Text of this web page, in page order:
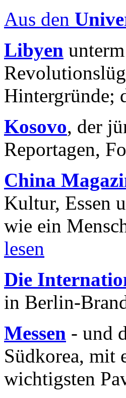
Aus den
Libyen
Hintergründe;
Kosovo, der
Reportagen,
China
Kultur, Essen
wie ein
lesen
Die
in Berlin-
Messen - und
Südkorea, mit
wichtigsten